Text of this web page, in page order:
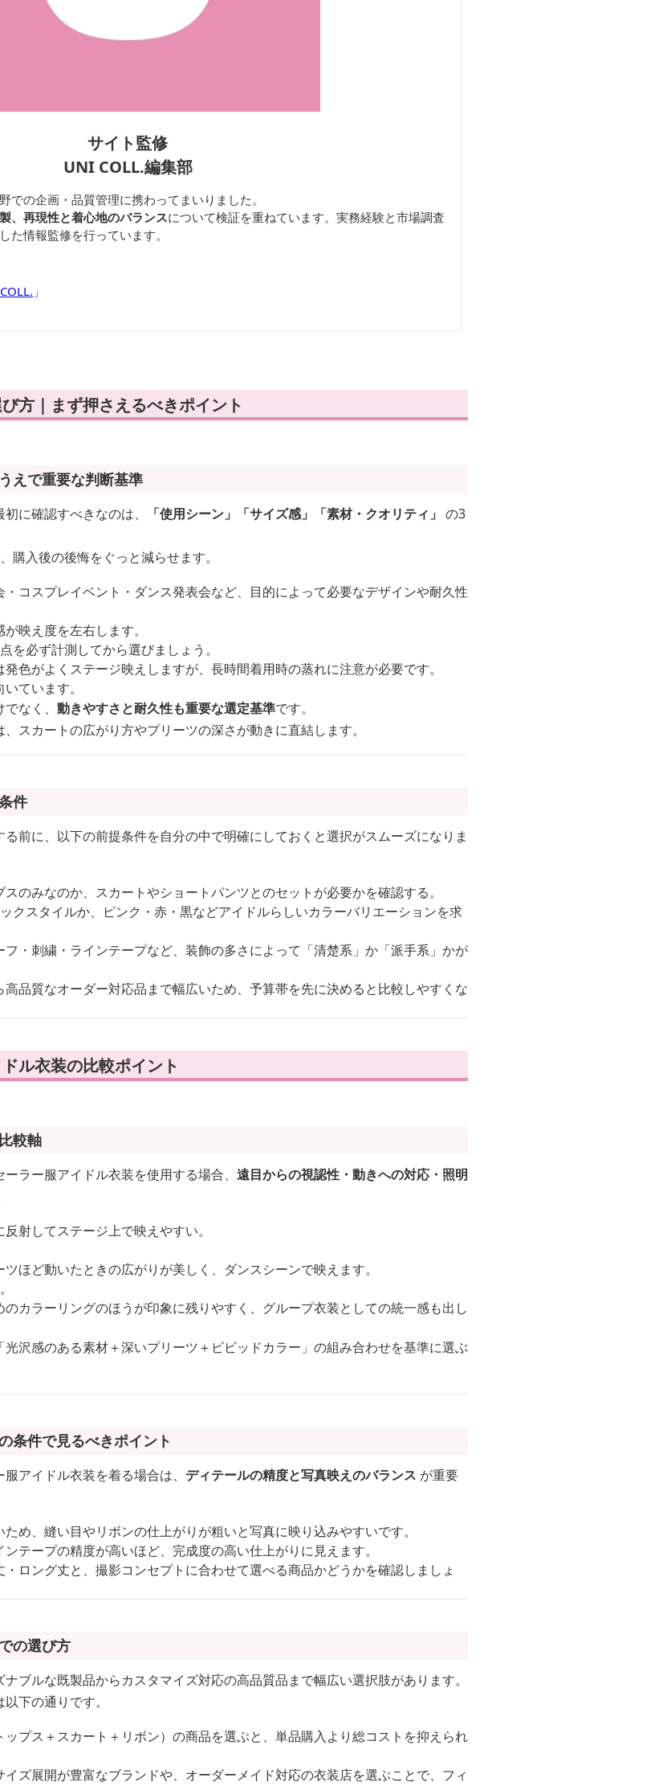
サイト監修
UNI COLL.編集部
での企画・品質管理に携わってまいりました。
、再現性と着心地のバランスについて検証を重ねています。実務経験と市場調査
た情報監修を行っています。
」
方｜まず押さえるべきポイント
えで重要な判断基準
に確認すべきなのは、 「使用シーン」「サイズ感」「素材・クオリティ」 の3
購入後の後悔をぐっと減らせます。
・コスプレイベント・ダンス発表会など、目的によって必要なデザインや耐久性
映え度を左右します。
を必ず計測してから選びましょう。
発色がよくステージ映えしますが、長時間着用時の蒸れに注意が必要です。
ています。
なく、 動きやすさと耐久性も重要な選定基準です。
スカートの広がり方やプリーツの深さが動きに直結します。
件
前に、以下の前提条件を自分の中で明確にしておくと選択がスムーズになりま
のみなのか、スカートやショートパンツとのセットが必要かを確認する。
クスタイルか、ピンク・赤・黒などアイドルらしいカラーバリエーションを求
フ・刺繍・ラインテープなど、装飾の多さによって「清楚系」か「派手系」かが
高品質なオーダー対応品まで幅広いため、予算帯を先に決めると比較しやすくな
ル衣装の比較ポイント
較軸
ラー服アイドル衣装を使用する場合、 遠目からの視認性・動きへの対応・照明
反射してステージ上で映えやすい。
ツほど動いたときの広がりが美しく、ダンスシーンで映えます。
のカラーリングのほうが印象に残りやすく、グループ衣装としての統一感も出し
光沢感のある素材＋深いプリーツ＋ビビッドカラー」の組み合わせを基準に選ぶ
条件で見るべきポイント
アイドル衣装を着る場合は、 ディテールの精度と写真映えのバランス が重要
ため、縫い目やリボンの仕上がりが粗いと写真に映り込みやすいです。
ンテープの精度が高いほど、完成度の高い仕上がりに見えます。
・ロング丈と、撮影コンセプトに合わせて選べる商品かどうかを確認しましょ
の選び方
ブルな既製品からカスタマイズ対応の高品質品まで幅広い選択肢があります。
下の通りです。
ップス＋スカート＋リボン）の商品を選ぶと、単品購入より総コストを抑えられ
イズ展開が豊富なブランドや、オーダーメイド対応の衣装店を選ぶことで、フィ